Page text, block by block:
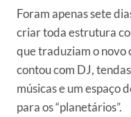
Foram apenas sete
criar toda estrutura
que traduziam o novo
contou com DJ,
músicas e um espaço
para os “planetários”.